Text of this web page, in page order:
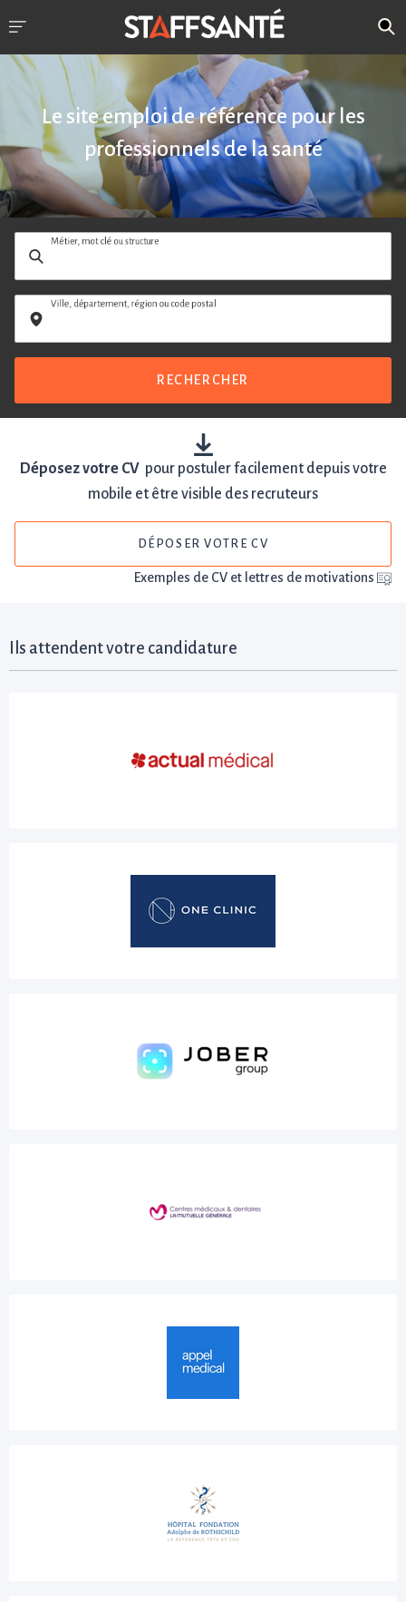
Le site emploi de référence pour les
professionnels de la santé
Métier, mot clé ou structure
Ville, département, région ou code postal
RECHERCHER
Déposez votre CVpour postuler facilement depuis votre
mobile et être visible des recruteurs
DÉPOSER VOTRE CV
Exemples de CV et lettres de motivations
Ils attendent votre candidature